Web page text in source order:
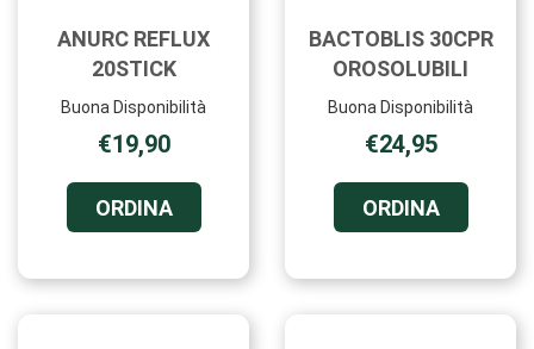
ANURC REFLUX
20STICK
Buona Disponibilità
€19,90
ORDINA
REFLUX
CARRELLO
BACTOBLIS 30CPR
OROSOLUBILI
Buona Disponibilità
€24,95
ORDINA
30CPR